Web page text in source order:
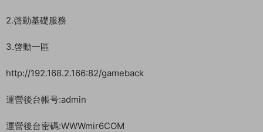
2.啓動基礎服務
3.啓動一區
http://192.168.2.166:82/gameback
運營後台帳号:admin
運營後台密碼:WWWmir6COM